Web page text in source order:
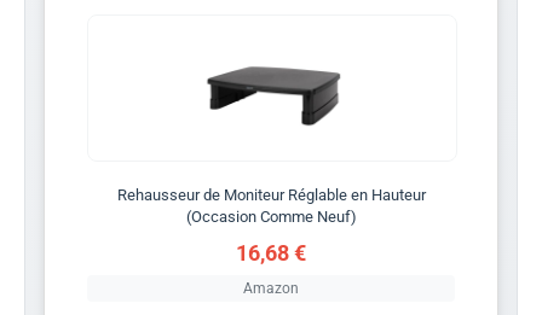
Rehausseur de Moniteur Réglable en Hauteur
(Occasion Comme Neuf)
16,68 €
Amazon